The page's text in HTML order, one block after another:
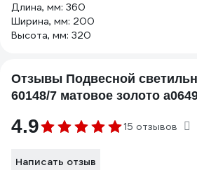
Длина, мм: 360
Ширина, мм: 200
Высота, мм: 320
Отзывы Подвесной
60148/7 матовое золото
4.9 15 отзывов
Написать отзыв